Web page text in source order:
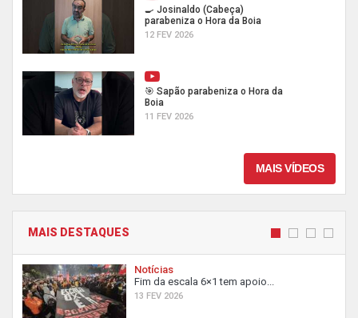
🍳 Josinaldo (Cabeça)
parabeniza o Hora da Boia
12 FEV 2026
🎯 Sapão parabeniza o Hora da
Boia
11 FEV 2026
MAIS VÍDEOS
MAIS DESTAQUES
Notícias
Fim da escala 6×1 tem apoio...
13 FEV 2026